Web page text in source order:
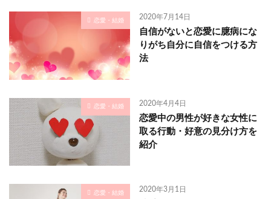
恋愛・結婚 2020年7月14日
自信がないと恋愛に臆病にな
りがち自分に自信をつける方
法
恋愛・結婚 2020年4月4日
恋愛中の男性が好きな女性に
取る行動・好意の見分け方を
紹介
恋愛・結婚 2020年3月1日